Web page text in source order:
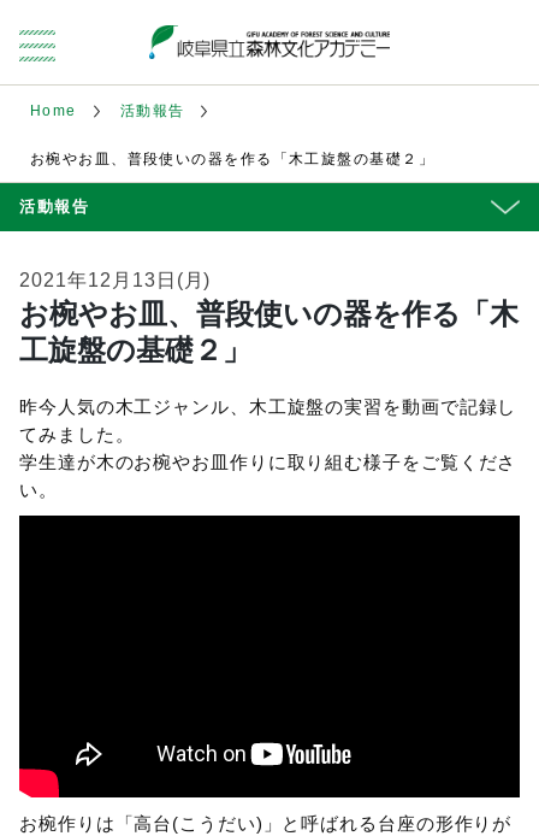
Home 活動報告
お椀やお皿、普段使いの器を作る「木工旋盤の基礎２」
活動報告
2021年12月13日(月)
お椀やお皿、普段使いの器を作る「木
工旋盤の基礎２」
昨今人気の木工ジャンル、木工旋盤の実習を動画で記録し
てみました。
学生達が木のお椀やお皿作りに取り組む様子をご覧くださ
い。
お椀作りは「高台(こうだい)」と呼ばれる台座の形作りが